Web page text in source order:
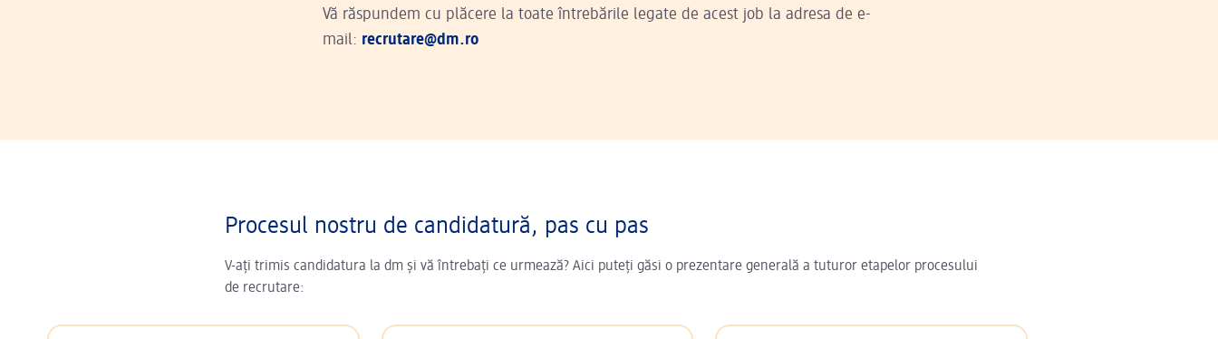
Vă răspundem cu plăcere la toate întrebările legate de acest job la adresa de e-
mail: recrutare@dm.ro
Procesul nostru de candidatură, pas cu pas
V-ați trimis candidatura la dm și vă întrebați ce urmează? Aici puteți găsi o prezentare generală a tuturor etapelor procesului
de recrutare: